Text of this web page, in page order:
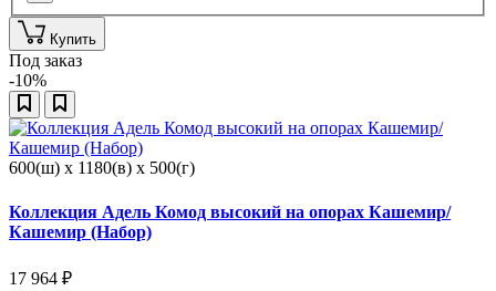
Купить
Под заказ
-10%
600(ш) x 1180(в) x 500(г)
Коллекция Адель Комод высокий на опорах Кашемир/
Кашемир (Набор)
17 964 ₽